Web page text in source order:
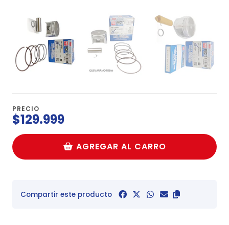
PRECIO
$129.999
AGREGAR AL CARRO
Compartir este producto